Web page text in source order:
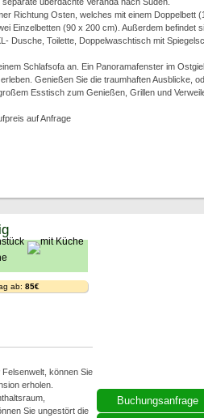
Richtung Osten, welches mit einem Doppelbett
Einzelbetten (90 x 200 cm). Außerdem befindet
Dusche, Toilette, Doppelwaschtisch mit
Schlafsofa an. Ein Panoramafenster im
Genießen Sie die traumhaften Ausblicke,
Esstisch zum Genießen, Grillen und
auf Anfrage
Buchungsanfrage
ab: 85€
Felsenwelt, können Sie
erholen.
Sie ungestört die